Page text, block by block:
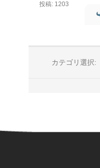
投稿: 1203
カテゴリ選択: